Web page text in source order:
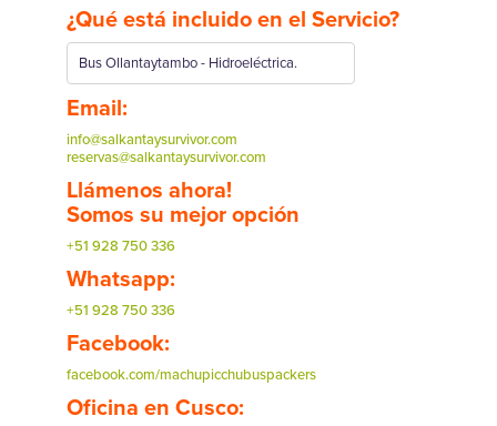
¿Qué está incluido en el Servicio?
Bus Ollantaytambo - Hidroeléctrica.
Email:
info@salkantaysurvivor.com
reservas@salkantaysurvivor.com
Llámenos ahora!
Somos su mejor opción
+51 928 750 336
Whatsapp:
+51 928 750 336
Facebook:
facebook.com/machupicchubuspackers
Oficina en Cusco: